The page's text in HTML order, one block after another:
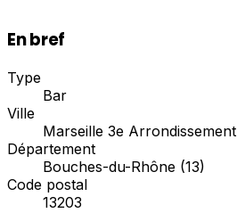
En bref
Type
Bar
Ville
Marseille 3e Arrondissement
Département
Bouches-du-Rhône (13)
Code postal
13203